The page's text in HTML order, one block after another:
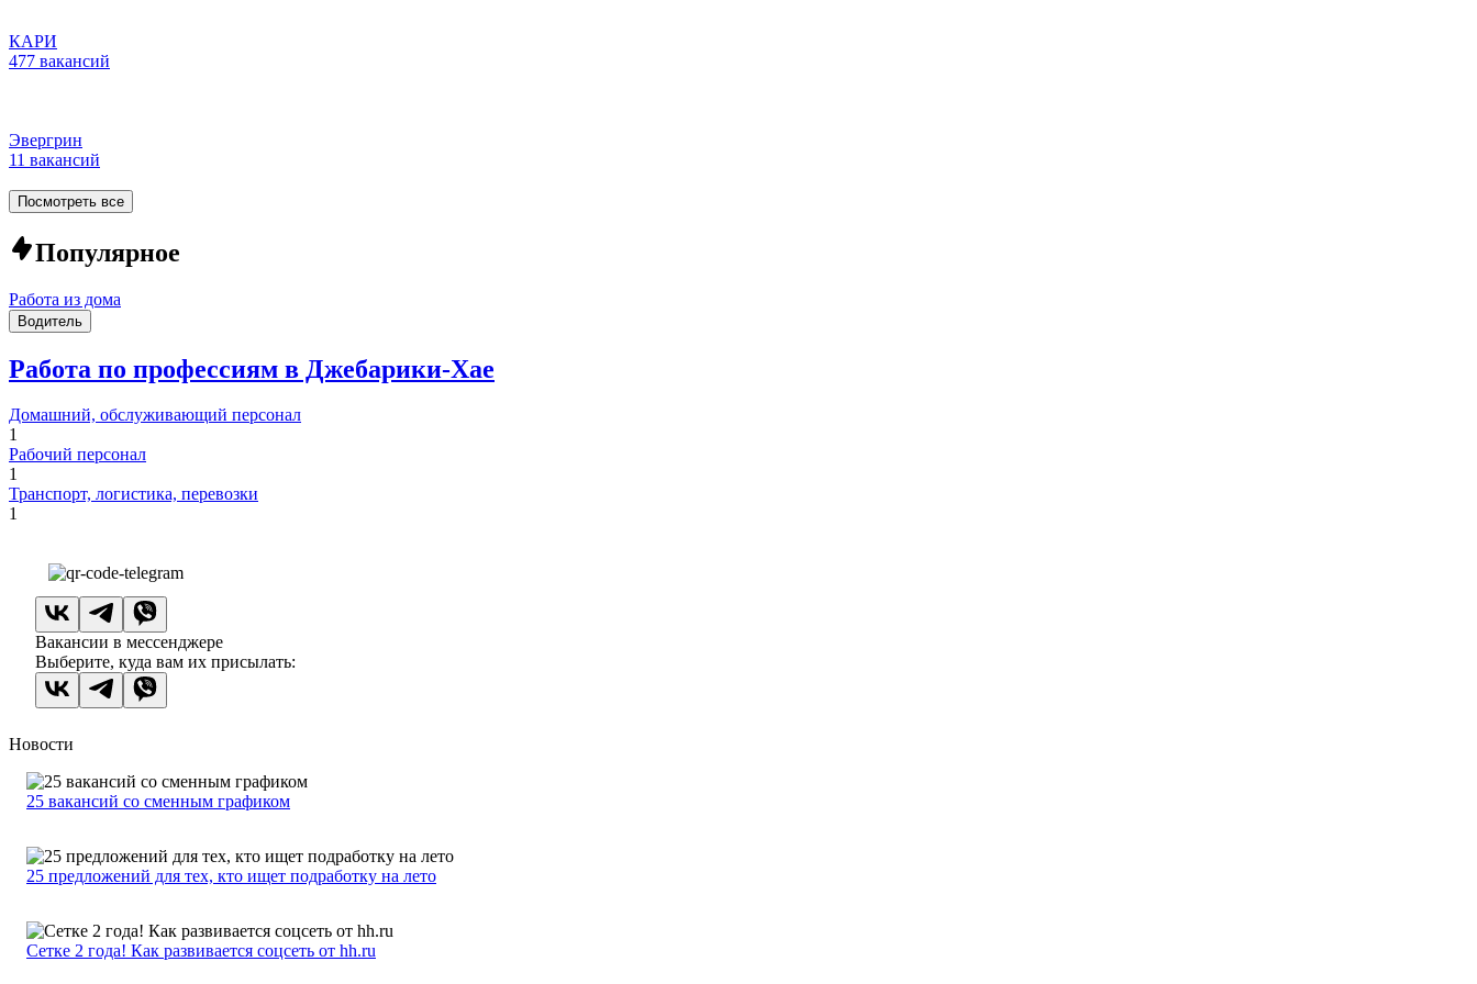
КАРИ
477 вакансий
Эвергрин
11 вакансий
Посмотреть все
Популярное
Работа из дома
Водитель
Работа по профессиям в Джебарики-Хае
Домашний, обслуживающий персонал
1
Рабочий персонал
1
Транспорт, логистика, перевозки
1
Вакансии в мессенджере
Выберите, куда вам их присылать:
Новости
25 вакансий со сменным графиком
25 предложений для тех, кто ищет подработку на лето
Сетке 2 года! Как развивается соцсеть от hh.ru